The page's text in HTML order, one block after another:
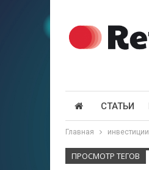
СТАТЬИ
Главная инвестиции
ПРОСМОТР ТЕГОВ